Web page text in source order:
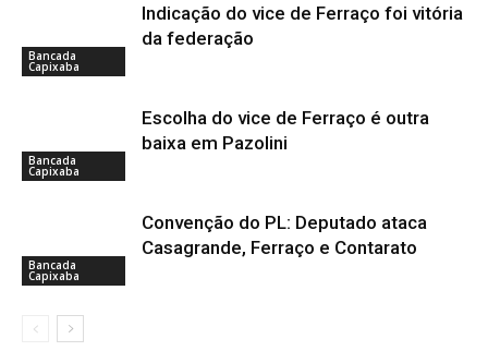
Bancada
Capixaba
Indicação do vice de Ferraço foi vitória
da federação
Bancada
Capixaba
Escolha do vice de Ferraço é outra
baixa em Pazolini
Bancada
Capixaba
Convenção do PL: Deputado ataca
Casagrande, Ferraço e Contarato